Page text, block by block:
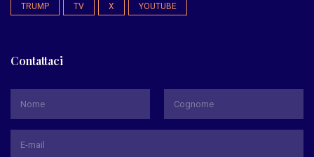
TRUMP TV X YOUTUBE
Contattaci